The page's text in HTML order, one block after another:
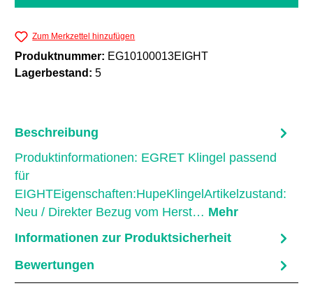
Zum Merkzettel hinzufügen
Produktnummer: EG10100013EIGHT
Lagerbestand: 5
Beschreibung
Produktinformationen: EGRET Klingel passend
für
EIGHTEigenschaften:HupeKlingelArtikelzustand:
Neu / Direkter Bezug vom Herst… Mehr
Informationen zur Produktsicherheit
Bewertungen